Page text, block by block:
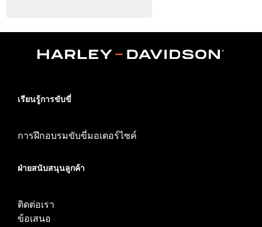
เรียนรู้การขับขี่
การฝึกอบรมขับขี่มอเตอร์ไซค์
ฝ่ายสนับสนุนลูกค้า
ติดต่อเรา
ข้อเสนอ